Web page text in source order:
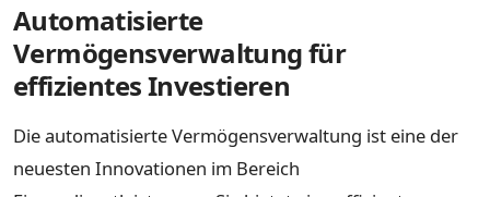
Automatisierte
Vermögensverwaltung für
effizientes Investieren
Die automatisierte Vermögensverwaltung ist eine der
neuesten Innovationen im Bereich